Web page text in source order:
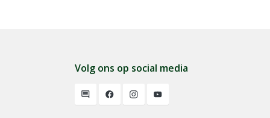
Volg ons op social media